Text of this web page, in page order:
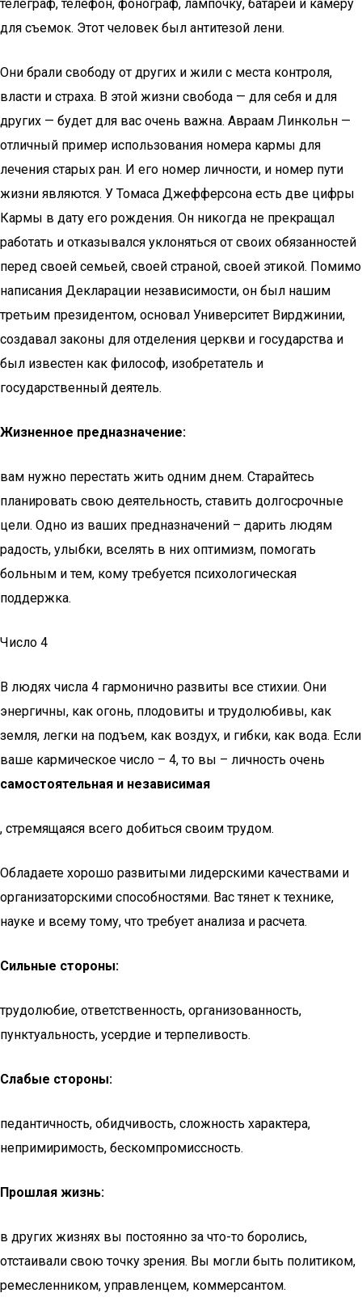
телеграф, телефон, фонограф, лампочку, батареи и камеру
для съемок. Этот человек был антитезой лени.
Они брали свободу от других и жили с места контроля,
власти и страха. В этой жизни свобода — для себя и для
других — будет для вас очень важна. Авраам Линкольн —
отличный пример использования номера кармы для
лечения старых ран. И его номер личности, и номер пути
жизни являются. У Томаса Джефферсона есть две цифры
Кармы в дату его рождения. Он никогда не прекращал
работать и отказывался уклоняться от своих обязанностей
перед своей семьей, своей страной, своей этикой. Помимо
написания Декларации независимости, он был нашим
третьим президентом, основал Университет Вирджинии,
создавал законы для отделения церкви и государства и
был известен как философ, изобретатель и
государственный деятель.
Жизненное предназначение:
вам нужно перестать жить одним днем. Старайтесь
планировать свою деятельность, ставить долгосрочные
цели. Одно из ваших предназначений – дарить людям
радость, улыбки, вселять в них оптимизм, помогать
больным и тем, кому требуется психологическая
поддержка.
Число 4
В людях числа 4 гармонично развиты все стихии. Они
энергичны, как огонь, плодовиты и трудолюбивы, как
земля, легки на подъем, как воздух, и гибки, как вода. Если
ваше кармическое число – 4, то вы – личность очень
самостоятельная и независимая
, стремящаяся всего добиться своим трудом.
Обладаете хорошо развитыми лидерскими качествами и
организаторскими способностями. Вас тянет к технике,
науке и всему тому, что требует анализа и расчета.
Сильные стороны:
трудолюбие, ответственность, организованность,
пунктуальность, усердие и терпеливость.
Слабые стороны:
педантичность, обидчивость, сложность характера,
непримиримость, бескомпромиссность.
Прошлая жизнь:
в других жизнях вы постоянно за что-то боролись,
отстаивали свою точку зрения. Вы могли быть политиком,
ремесленником, управленцем, коммерсантом.